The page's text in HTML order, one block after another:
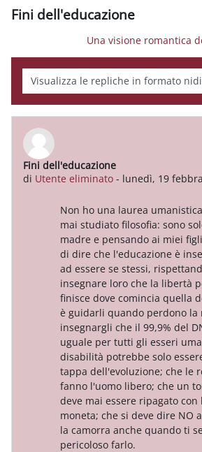
Fini dell'educazione
Una visione romantica
Modalità visualizzazione
Fini dell'educazione
di Utente eliminato - lunedì, 19
Numero di risposte: 0
Non ho una laurea
mai studiato filosofia: sono
madre e pensando ai miei
di dire che l'educazione è
ad essere se stessi,
insegnare loro che la libertà
finisce dove comincia quella
è guidarli quando perdono la
insegnargli che il 99,9% del
uguale per tutti gli esseri
disabilità potrebbe solo
tappa dell'evoluzione; che le
fanno l'uomo libero; che un
deve mai essere ripagato con
moneta; che si deve dire NO
la camorra anche quando ti
pericoloso farlo.